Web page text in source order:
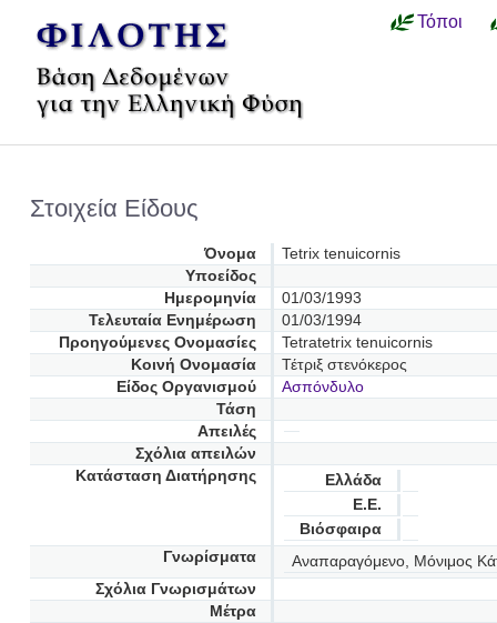
Τόποι
Στοιχεία Είδους
Όνομα
Tetrix tenuicornis
Υποείδος
Ημερομηνία
01/03/1993
Τελευταία Ενημέρωση
01/03/1994
Προηγούμενες Oνομασίες
Tetratetrix tenuicornis
Κοινή Ονομασία
Τέτριξ στενόκερος
Είδος Οργανισμού
Ασπόνδυλο
Τάση
Απειλές
Σχόλια απειλών
Κατάσταση Διατήρησης
Ελλάδα
Ε.Ε.
Βιόσφαιρα
Γνωρίσματα
Αναπαραγόμενο, Μόνιμος
Σχόλια Γνωρισμάτων
Μέτρα